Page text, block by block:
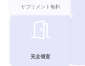
サプリメント無料
完全個室